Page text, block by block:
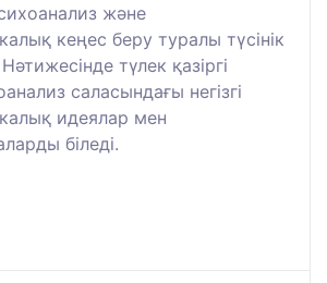
және
кеңес беру туралы түсінік
түлек қазіргі
саласындағы негізгі
идеялар мен
біледі.